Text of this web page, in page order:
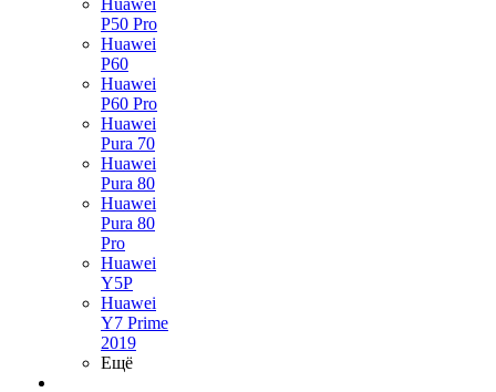
Huawei
P50 Pro
Huawei
P60
Huawei
P60 Pro
Huawei
Pura 70
Huawei
Pura 80
Huawei
Pura 80
Pro
Huawei
Y5P
Huawei
Y7 Prime
2019
Ещё